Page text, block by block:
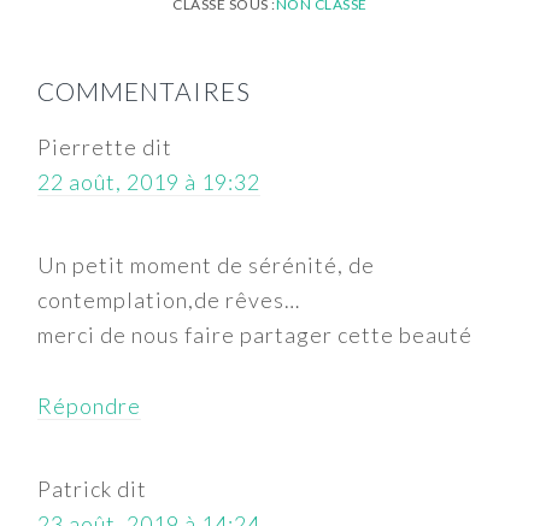
CLASSÉ SOUS : NON CLASSÉ
DU
LECTEUR
COMMENTAIRES
Pierrette dit
22 août, 2019 à 19:32
Un petit moment de sérénité, de
contemplation,de rêves…
merci de nous faire partager cette beauté
Répondre
Patrick dit